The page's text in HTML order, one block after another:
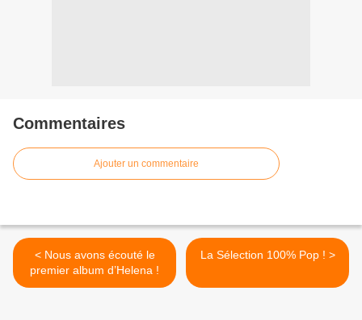
Commentaires
Ajouter un commentaire
< Nous avons écouté le
premier album d’Helena !
La Sélection 100% Pop ! >